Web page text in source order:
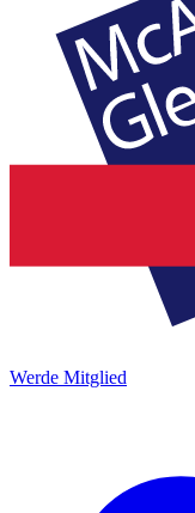
Werde Mitglied